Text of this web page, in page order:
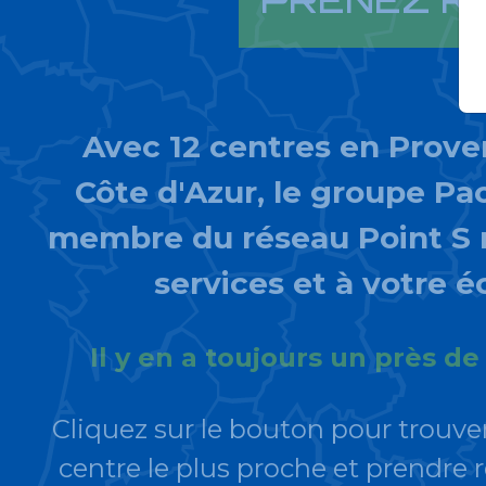
Avec 12 centres en
Côte d'Azur, le groupe
membre du réseau Point S
services et à votre
Il y en a toujours un près de
Cliquez sur le bouton pour
centre le plus proche et prendre